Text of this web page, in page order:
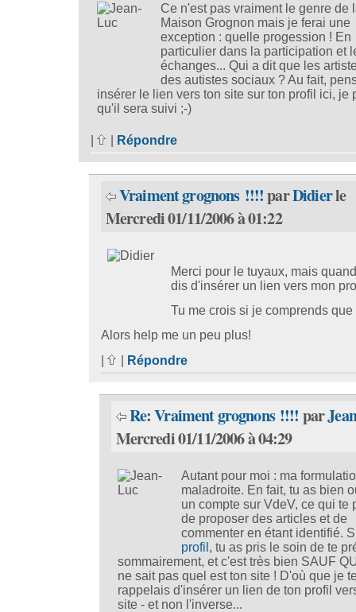
Ce n'est pas vraiment le genre de
Maison Grognon mais je ferai une
exception : quelle progession ! En
particulier dans la participation et
échanges... Qui a dit que les
des autistes sociaux ? Au fait,
insérer le lien vers ton site sur ton profil ici, je
qu'il sera suivi ;-)
Répondre
Vraiment grognons !!!!parDidierle
Mercredi 01/11/2006 à 01:22
Merci pour le tuyaux, mais
dis d'insérer un lien vers mon
Tu me crois si je comprends
Alors help me un peu plus!
Répondre
Re: Vraiment grognons !!!! par
Mercredi 01/11/2006 à 04:29
Autant pour moi : ma
maladroite. En fait, tu as bien
un compte sur VdeV, ce qui te
de proposer des articles et de
commenter en étant identifié.
profil , tu as pris le soin de te
sommairement, et c'est très bien SAUF
ne sait pas quel est ton site ! D'où que je
rappelais d'insérer un lien de ton profil
site - et non l'inverse...